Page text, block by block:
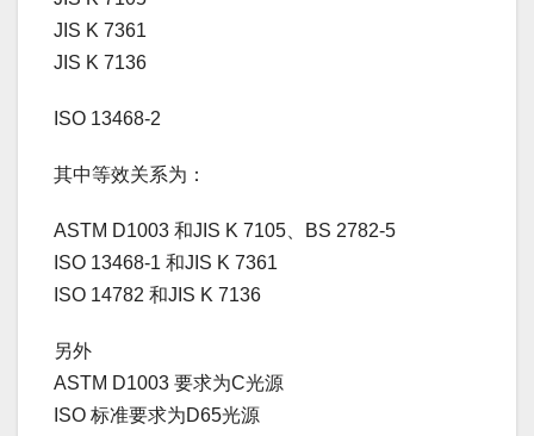
JIS K 7361
JIS K 7136
ISO 13468-2
其中等效关系为：
ASTM D1003 和JIS K 7105、BS 2782-5
ISO 13468-1 和JIS K 7361
ISO 14782 和JIS K 7136
另外
ASTM D1003 要求为C光源
ISO 标准要求为D65光源